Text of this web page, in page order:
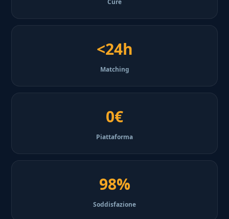
Cure
<24h
Matching
0€
Piattaforma
98%
Soddisfazione